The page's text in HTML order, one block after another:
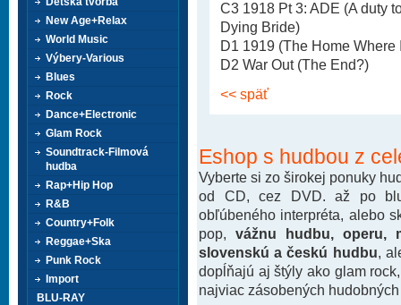
C3 1918 Pt 3: ADE (A duty
Dying Bride)
D1 1919 (The Home
D2 War Out (The End?)
<< späť
Eshop s hudbou z
Vyberte si zo širokej ponuky
od CD, cez DVD. až po
obľúbeného interpréta, alebo
pop, vážnu hudbu, operu,
slovenskú a českú hudbu ,
dopĺňajú aj štýly ako glam
najviac zásobených
New Age+Relax
World Music
Výbery-Various
Blues
Rock
Dance+Electronic
Glam Rock
Soundtrack-Filmová
hudba
Rap+Hip Hop
R&B
Country+Folk
Reggae+Ska
Punk Rock
Import
BLU-RAY